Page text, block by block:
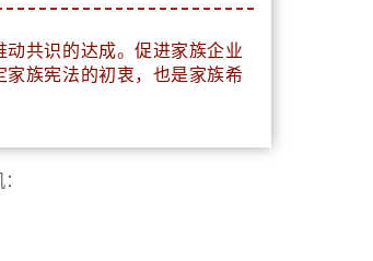
共识的达成。促进家族企业
族宪法的初衷，也是家族希